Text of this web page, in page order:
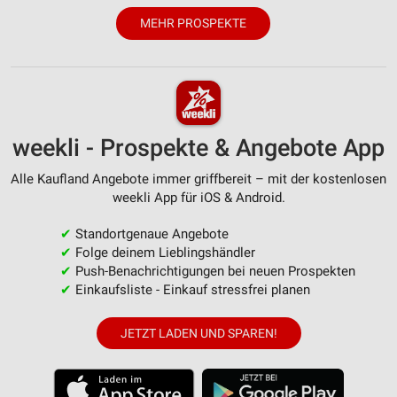
MEHR PROSPEKTE
weekli - Prospekte & Angebote App
Alle Kaufland Angebote immer griffbereit – mit der kostenlosen
weekli App für iOS & Android.
✔ Standortgenaue Angebote
✔ Folge deinem Lieblingshändler
✔ Push-Benachrichtigungen bei neuen Prospekten
✔ Einkaufsliste - Einkauf stressfrei planen
JETZT LADEN UND SPAREN!
Messung der Performance von Inhalten
Analyse von Zielgruppen durch Statistiken oder
Kombinationen von Daten aus verschiedenen
Entwicklung und Verbesserung der Angebote
Verwendung reduzierter Daten zur Auswahl von
Inhalten
IAB-Besonderheiten:
Verwendung genauer Standortdaten
Geräte anhand von aktiv angeforderten